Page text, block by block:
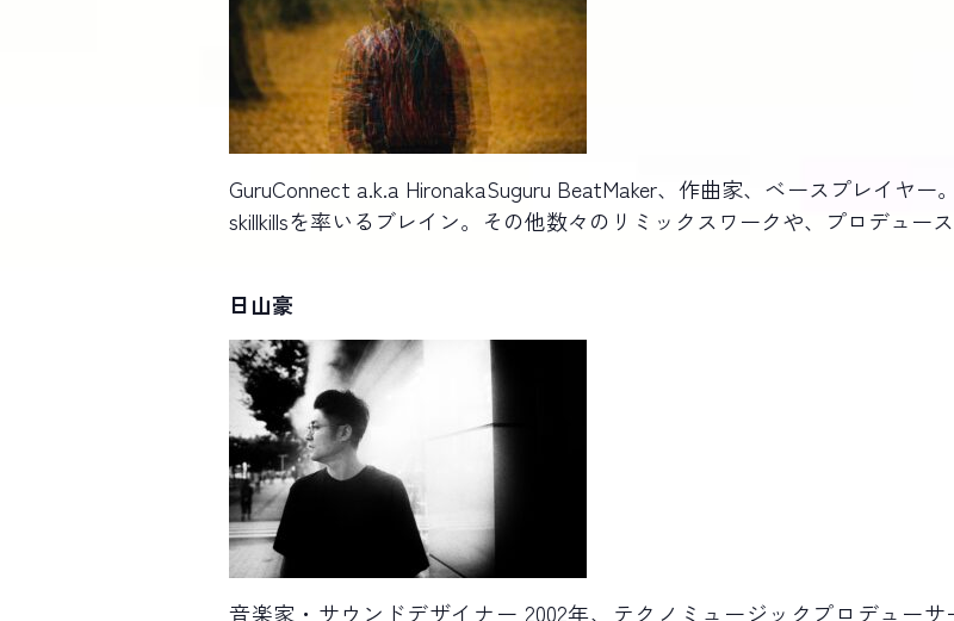
GuruConnect a.k.a HironakaSuguru BeatMaker、作曲家、ベースプレイヤ
skillkillsを率いるブレイン。その他数々のリミックスワークや、プロデュー
日山豪
音楽家・サウンドデザイナー 2002年、テクノミュージックプロデュー